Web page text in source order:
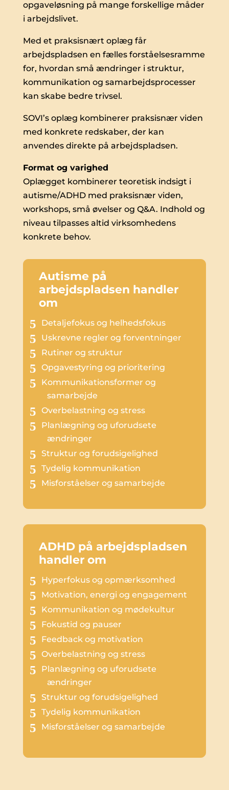
opgaveløsning på mange forskellige måder
i arbejdslivet.
Med et praksisnært oplæg får
arbejdspladsen en fælles forståelsesramme
for, hvordan små ændringer i struktur,
kommunikation og samarbejdsprocesser
kan skabe bedre trivsel.
SOVI’s oplæg kombinerer praksisnær viden
med konkrete redskaber, der kan
anvendes direkte på arbejdspladsen.
Format og varighed
Oplægget kombinerer teoretisk indsigt i
autisme/ADHD med praksisnær viden,
workshops, små øvelser og Q&A. Indhold og
niveau tilpasses altid virksomhedens
konkrete behov.
Autisme på
arbejdspladsen handler
om
Detaljefokus og helhedsfokus
Uskrevne regler og forventninger
Rutiner og struktur
Opgavestyring og prioritering
Kommunikationsformer og
samarbejde
Overbelastning og stress
Planlægning og uforudsete
ændringer
Struktur og forudsigelighed
Tydelig kommunikation
Misforståelser og samarbejde
ADHD på arbejdspladsen
handler om
Hyperfokus og opmærksomhed
Motivation, energi og engagement
Kommunikation og mødekultur
Fokustid og pauser
Feedback og motivation
Overbelastning og stress
Planlægning og uforudsete
ændringer
Struktur og forudsigelighed
Tydelig kommunikation
Misforståelser og samarbejde